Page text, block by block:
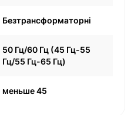
Безтрансформаторні
50 Гц/60 Гц (45 Гц-55
Гц/55 Гц-65 Гц)
меньше 45